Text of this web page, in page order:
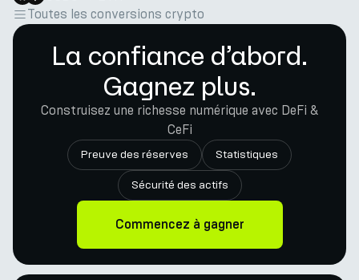
Toutes les conversions crypto
La confiance d’abord.
Gagnez plus.
Construisez une richesse numérique avec DeFi &
CeFi
Preuve des réserves Statistiques
Sécurité des actifs
Commencez à gagner